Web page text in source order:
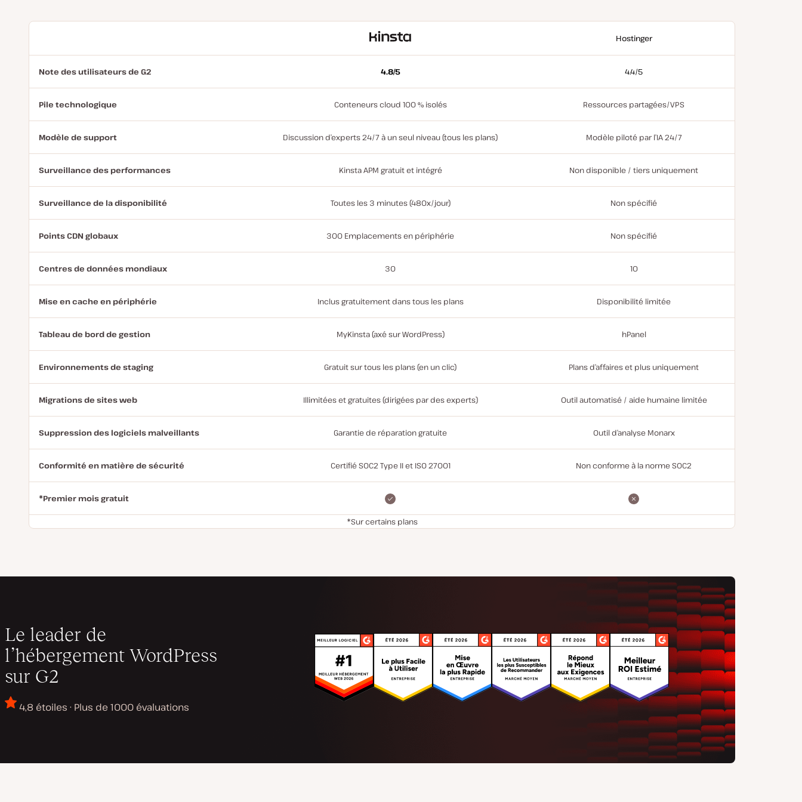
Avec
Hostinger
Note des utilisateurs de G2 4.8/5 4.4/5
Pile technologique Conteneurs cloud 100 % isolés Ressources partagées/VPS
Modèle de support Discussion d’experts 24/7 à un seul niveau (tous les plans) Modèle piloté par l’IA 24/7
Surveillance des performances Kinsta APM gratuit et intégré Non disponible / tiers uniquement
Surveillance de la disponibilité Toutes les 3 minutes (480x/jour) Non spécifié
Points CDN globaux 300 Emplacements en périphérie Non spécifié
Centres de données mondiaux 30 10
Mise en cache en périphérie Inclus gratuitement dans tous les plans Disponibilité limitée
Tableau de bord de gestion MyKinsta (axé sur WordPress) hPanel
Environnements de staging Gratuit sur tous les plans (en un clic) Plans d’affaires et plus uniquement
Migrations de sites web Illimitées et gratuites (dirigées par des experts) Outil automatisé / aide humaine limitée
Suppression des logiciels malveillants Garantie de réparation gratuite Outil d’analyse Monarx
Conformité en matière de sécurité Certifié SOC2 Type II et ISO 27001 Non conforme à la norme SOC2
*Premier mois gratuit
*Sur certains plans
Le leader de
l’hébergement WordPress
sur G2
4,8 étoiles · Plus de 1000 évaluations